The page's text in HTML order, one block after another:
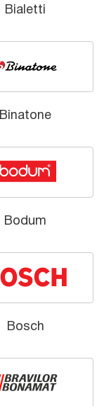
Bialetti
Binatone
Bodum
Bosch